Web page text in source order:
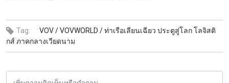
Tag: VOV /VOVWORLD /ท่าเรือเลียนเฉียว ประตูสู่โลก โลจิสติ
กส์ ภาคกลางเวียดนาม